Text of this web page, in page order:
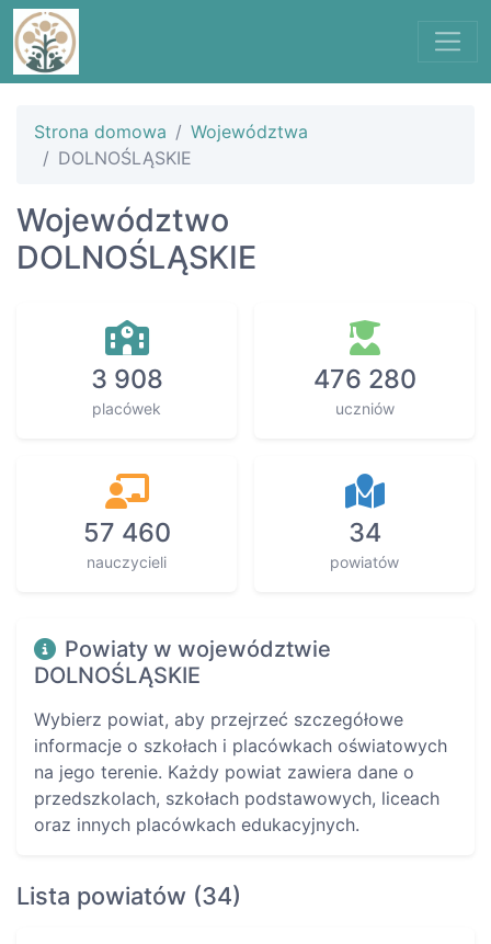
Strona domowa
Województwa
DOLNOŚLĄSKIE
Województwo
DOLNOŚLĄSKIE
3 908
placówek
476 280
uczniów
57 460
nauczycieli
34
powiatów
Powiaty w województwie
DOLNOŚLĄSKIE
Wybierz powiat, aby przejrzeć szczegółowe
informacje o szkołach i placówkach oświatowych
na jego terenie. Każdy powiat zawiera dane o
przedszkolach, szkołach podstawowych, liceach
oraz innych placówkach edukacyjnych.
Lista powiatów (34)